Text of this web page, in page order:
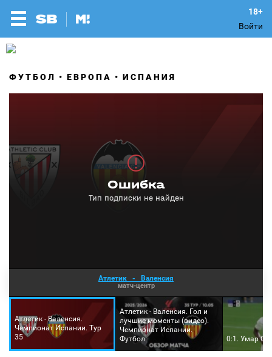
Войти
ФУТБОЛ ЕВРОПА ИСПАНИЯ
Атлетик - Валенсия
матч-центр
Атлетик - Валенсия.
Чемпионат Испании. Тур
35
Атлетик - Валенсия. Гол и
лучшие моменты (видео).
Чемпионат Испании.
Футбол
0:1. Умар